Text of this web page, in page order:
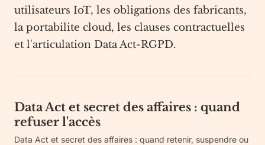
utilisateurs IoT, les obligations des fabricants,
la portabilite cloud, les clauses contractuelles
et l'articulation Data Act-RGPD.
Data Act et secret des affaires : quand
refuser l'accès
Data Act et secret des affaires : quand retenir, suspendre ou